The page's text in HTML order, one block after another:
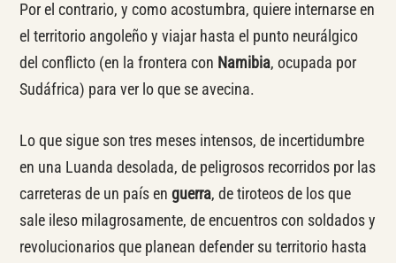
Por el contrario, y como acostumbra, quiere internarse en
el territorio angoleño y viajar hasta el punto neurálgico
del conflicto (en la frontera con Namibia, ocupada por
Sudáfrica) para ver lo que se avecina.
Lo que sigue son tres meses intensos, de incertidumbre
en una Luanda desolada, de peligrosos recorridos por las
carreteras de un país en guerra, de tiroteos de los que
sale ileso milagrosamente, de encuentros con soldados y
revolucionarios que planean defender su territorio hasta